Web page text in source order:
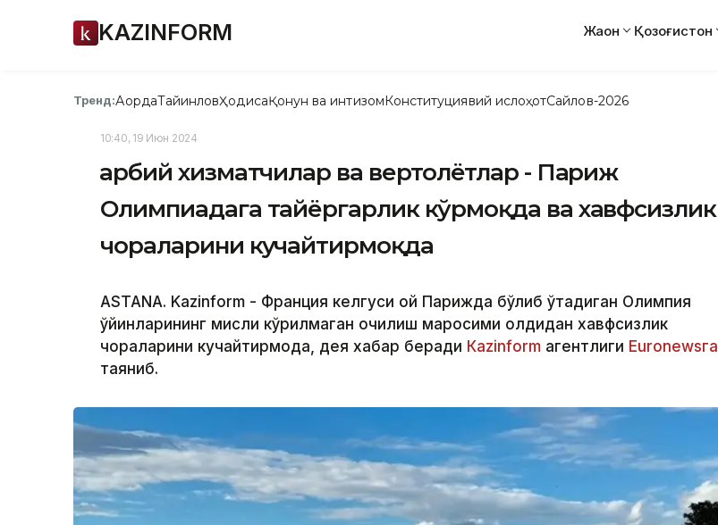
KAZINFORM Жаҳон Қозоғистон
Тренд:АқордаТайинловҲодисаҚонун ва интизомКонституциявий ислоҳотСайлов-2026
10:40, 19 Июн 2024
Ҳарбий хизматчилар ва вертолётлар - Париж
Олимпиадага тайёргарлик кўрмоқда ва хавфсизлик
чораларини кучайтирмоқда
ASTANA. Kazinform - Франция келгуси ой Парижда бўлиб ўтадиган Олимпия
ўйинларининг мисли кўрилмаган очилиш маросими олдидан хавфсизлик
чораларини кучайтирмоқда, дея хабар беради Каzinform агентлиги Euronewsга
таяниб.